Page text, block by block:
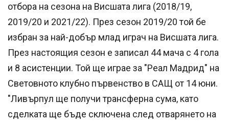
отбора на сезона на Висшата лига (2018/19,
2019/20 и 2021/22). През сезон 2019/20 той бе
избран за най-добър млад играч на Висшата лига.
През настоящия сезон е записал 44 мача с 4 гола
и 8 асистенции. Той ще играе за "Реал Мадрид" на
Световното клубно първенство в САЩ от 14 юни.
"Ливърпул ще получи трансферна сума, като
сделката ще бъде сключена след отварянето на